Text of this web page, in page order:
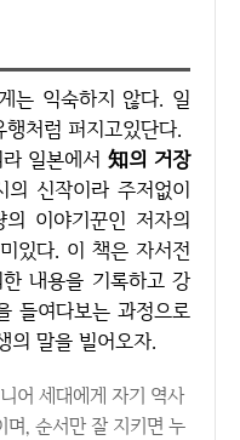
처럼 퍼지고있단다.
라 일본에서 知의 거장
의 신작이라 주저없이
이야기꾼인 저자의
있다. 이 책은 자서전
내용을 기록하고 강
들여다보는 과정으로
의 말을 빌어오자.
어 세대에게 자기 역사
며, 순서만 잘 지키면 누